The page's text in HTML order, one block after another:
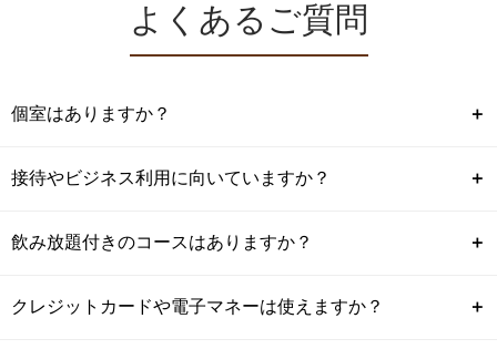
よくあるご質問
個室はありますか？ ＋
接待やビジネス利用に向いていますか？ ＋
飲み放題付きのコースはありますか？ ＋
クレジットカードや電子マネーは使えますか？ ＋